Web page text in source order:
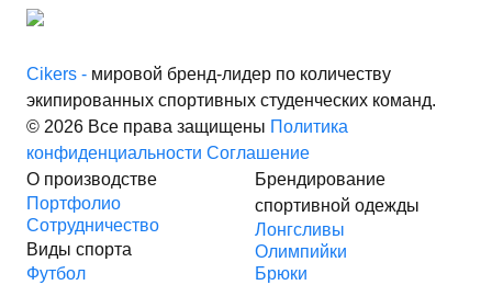
Cikers - мировой бренд-лидер по количеству
экипированных спортивных студенческих команд.
© 2026 Все права защищены Политика
конфиденциальности Соглашение
О производстве
Портфолио
Сотрудничество
Виды спорта
Футбол
Брендирование
спортивной одежды
Лонгсливы
Олимпийки
Брюки